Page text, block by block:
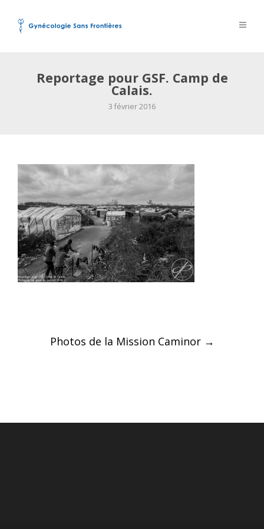
Reportage pour GSF. Camp de
Calais.
3 février 2016
PostPhotos de la Mission Caminor →